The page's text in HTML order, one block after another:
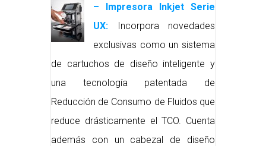
– Impresora Inkjet Serie
UX: Incorpora novedades
exclusivas como un sistema
de cartuchos de diseño inteligente y
una tecnología patentada de
Reducción de Consumo de Fluidos que
reduce drásticamente el TCO. Cuenta
además con un cabezal de diseño